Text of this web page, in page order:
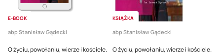
E-BOOK
abp Stanisław Gądecki
O życiu, powołaniu, wierze i kościele.
KSIĄŻKA
abp Stanisław Gądecki
O życiu, powołaniu, wierze i kościele.